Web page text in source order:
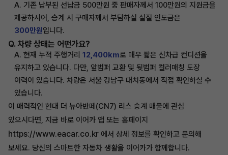
A. 기존 납부된 선납금 500만원 중 판매자께서 100만원의 지원금을
제공하시어, 승계 시 구매자께서 부담하실 실질 인도금은
300만원입니다.
Q. 차량 상태는 어떤가요?
A. 현재 누적 주행거리 12,400km로 매우 짧은 신차급 컨디션을
유지하고 있습니다. 다만, 앞범퍼 교환 및 뒷범퍼 컬러매칭 도장
이력이 있습니다. 차량은 서울 강남구 대치동에서 직접 확인하실 수
있습니다.
이 매력적인 현대 더 뉴아반떼(CN7) 리스 승계 매물에 관심
있으시다면, 지금 바로 이어카 앱 또는 홈페이지
https://www.eacar.co.kr 에서 상세 정보를 확인하고 문의해
보세요. 당신의 스마트한 자동차 생활을 이어카가 함께합니다.